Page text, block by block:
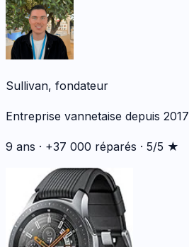
Sullivan, fondateur
Entreprise vannetaise depuis 2017
9 ans · +37 000 réparés · 5/5 ★